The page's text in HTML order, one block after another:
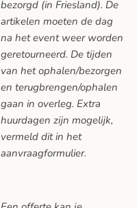
bezorgd (in Friesland). De
artikelen moeten de dag
na het event weer worden
geretourneerd. De tijden
van het ophalen/bezorgen
en terugbrengen/ophalen
gaan in overleg. Extra
huurdagen zijn mogelijk,
vermeld dit in het
aanvraagformulier.